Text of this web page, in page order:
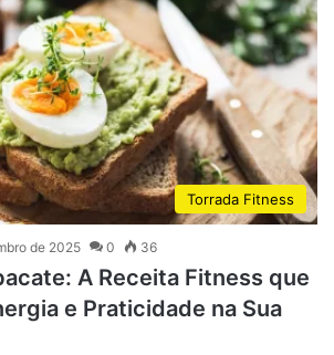
Torrada Fitness
de 2025 0 36
A Receita Fitness que
e Praticidade na Sua